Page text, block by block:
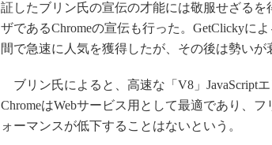
証したブリン氏の宣伝の才能には敬服せざるを
ザであるChromeの宣伝も行った。GetClickyに
間で急速に人気を獲得したが、その後は勢いが
ブリン氏によると、高速な「V8」JavaScript
ChromeはWebサービス用として最適であり、
ォーマンスが低下することはないという。